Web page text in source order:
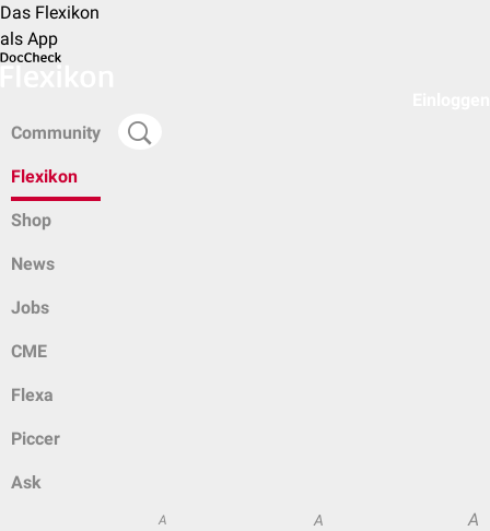
Das Flexikon
als App
Community
Flexikon
Shop
News
Jobs
CME
Flexa
Piccer
Ask
A A A